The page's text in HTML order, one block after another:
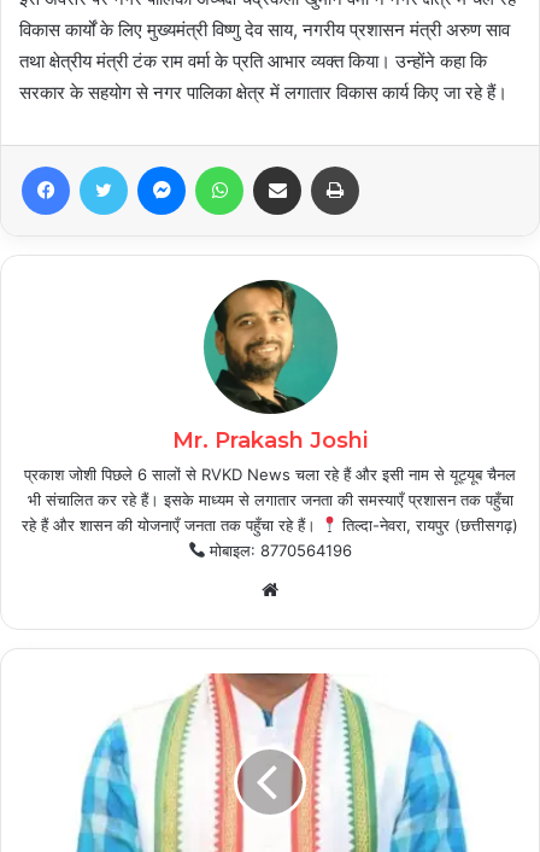
विकास कार्यों के लिए मुख्यमंत्री विष्णु देव साय, नगरीय प्रशासन मंत्री अरुण साव
तथा क्षेत्रीय मंत्री टंक राम वर्मा के प्रति आभार व्यक्त किया। उन्होंने कहा कि
सरकार के सहयोग से नगर पालिका क्षेत्र में लगातार विकास कार्य किए जा रहे हैं।
FacebookTwitter MessengerWhatsAppShare via Email
Mr. Prakash Joshi
प्रकाश जोशी पिछले 6 सालों से RVKD News चला रहे हैं और इसी नाम से यूट्यूब चैनल
भी संचालित कर रहे हैं। इसके माध्यम से लगातार जनता की समस्याएँ प्रशासन तक पहुँचा
रहे हैं और शासन की योजनाएँ जनता तक पहुँचा रहे हैं।
तिल्दा-नेवरा, रायपुर (छत्तीसगढ़)
मोबाइल: 8770564196
Website